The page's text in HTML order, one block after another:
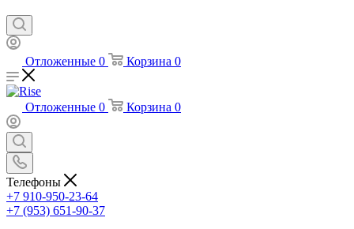
Отложенные 0 Корзина 0
Отложенные 0 Корзина 0
Телефоны
+7 910-950-23-64
+7 (953) 651-90-37